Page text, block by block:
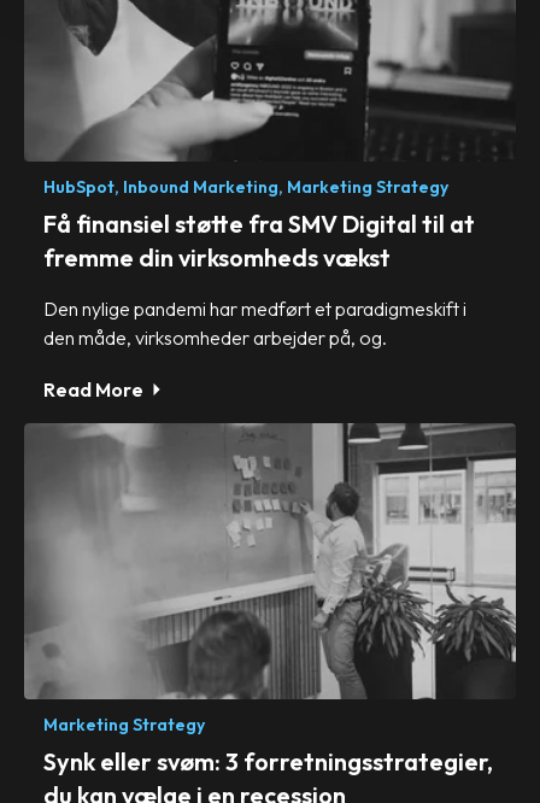
HubSpot, Inbound Marketing, Marketing Strategy
Få finansiel støtte fra SMV Digital til at
fremme din virksomheds vækst
Den nylige pandemi har medført et paradigmeskift i
den måde, virksomheder arbejder på, og.
Read More
Marketing Strategy
Synk eller svøm: 3 forretningsstrategier,
du kan vælge i en recession